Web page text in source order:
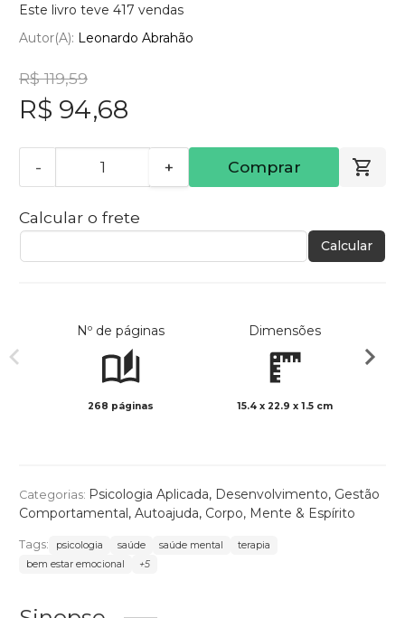
Este livro teve 417 vendas
Autor(a): Leonardo Abrahão
R$ 119,59
R$ 94,68
- + Comprar
Calcular o frete
Calcular
Nº de páginas
268 páginas
Dimensões
15.4 x 22.9 x 1.5 cm
Categorias: Psicologia Aplicada, Desenvolvimento, Gestão
Comportamental, Autoajuda, Corpo, Mente & Espírito
Tags: psicologia saúde saúde mental
terapia
bem estar emocional
+5